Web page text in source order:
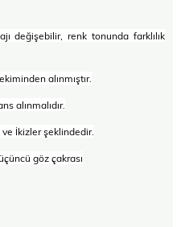
değişebilir, renk tonunda farklılık
alınmıştır.
alınmalıdır.
ve İkizler şeklindedir.
göz çakrası